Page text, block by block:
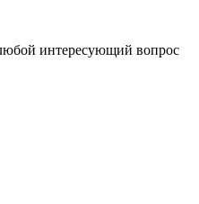
интересующий вопрос